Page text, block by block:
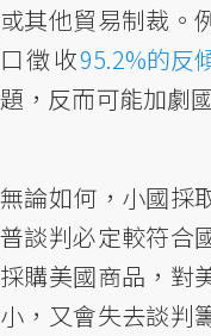
或其他貿易制裁。
口徵收95.2%的反
題，反而可能加劇
無論如何，小國採
普談判必定較符合
採購美國商品，對
小，又會失去談判